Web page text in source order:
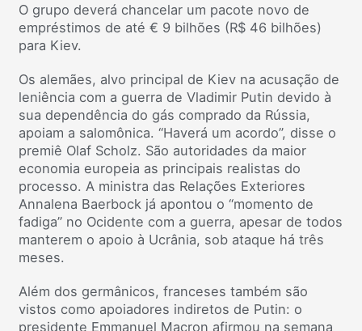
O grupo deverá chancelar um pacote novo de
empréstimos de até € 9 bilhões (R$ 46 bilhões)
para Kiev.
Os alemães, alvo principal de Kiev na acusação de
leniência com a guerra de Vladimir Putin devido à
sua dependência do gás comprado da Rússia,
apoiam a salomônica. “Haverá um acordo”, disse o
premiê Olaf Scholz. São autoridades da maior
economia europeia as principais realistas do
processo. A ministra das Relações Exteriores
Annalena Baerbock já apontou o “momento de
fadiga” no Ocidente com a guerra, apesar de todos
manterem o apoio à Ucrânia, sob ataque há três
meses.
Além dos germânicos, franceses também são
vistos como apoiadores indiretos de Putin: o
presidente Emmanuel Macron afirmou na semana